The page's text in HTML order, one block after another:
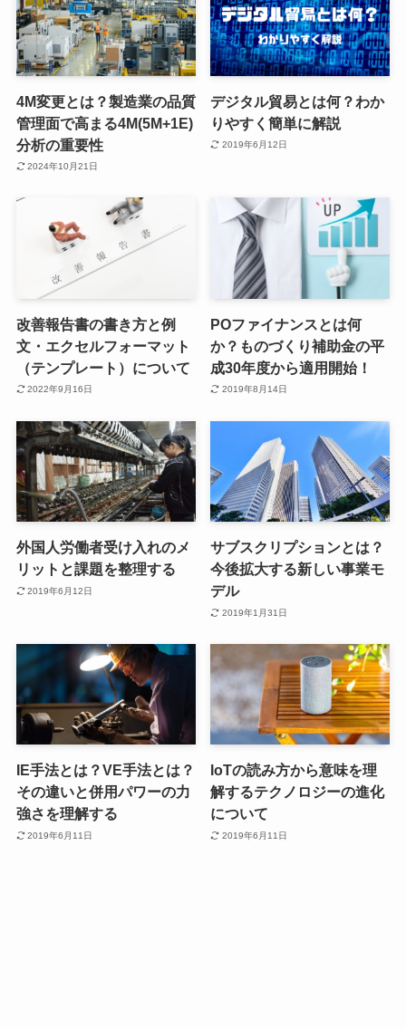
4M変更とは？製造業の品質
管理面で高まる4M(5M+1E)
分析の重要性
2024年10月21日
デジタル貿易とは何？わか
りやすく簡単に解説
2019年6月12日
改善報告書の書き方と例
文・エクセルフォーマット
（テンプレート）について
2022年9月16日
POファイナンスとは何
か？ものづくり補助金の平
成30年度から適用開始！
2019年8月14日
外国人労働者受け入れのメ
リットと課題を整理する
2019年6月12日
サブスクリプションとは？
今後拡大する新しい事業モ
デル
2019年1月31日
IE手法とは？VE手法とは？
その違いと併用パワーの力
強さを理解する
2019年6月11日
IoTの読み方から意味を理
解するテクノロジーの進化
について
2019年6月11日